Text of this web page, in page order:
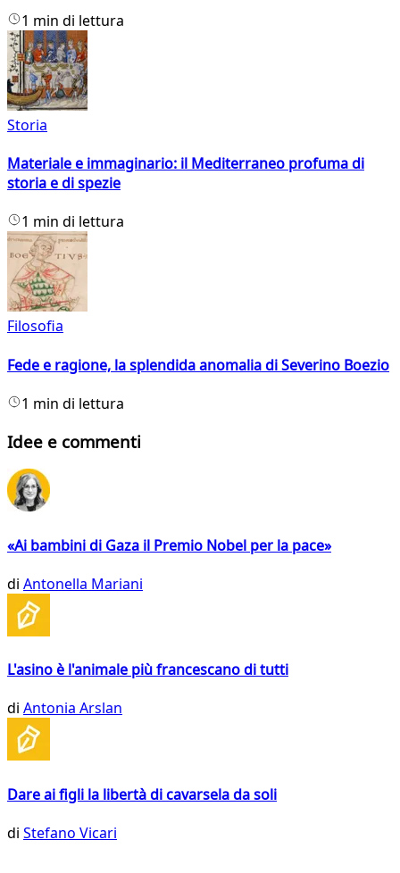
1 min di lettura
Storia
Materiale e immaginario: il Mediterraneo profuma di
storia e di spezie
1 min di lettura
Filosofia
Fede e ragione, la splendida anomalia di Severino Boezio
1 min di lettura
Idee e commenti
«Ai bambini di Gaza il Premio Nobel per la pace»
di Antonella Mariani
L'asino è l'animale più francescano di tutti
di Antonia Arslan
Dare ai figli la libertà di cavarsela da soli
di Stefano Vicari